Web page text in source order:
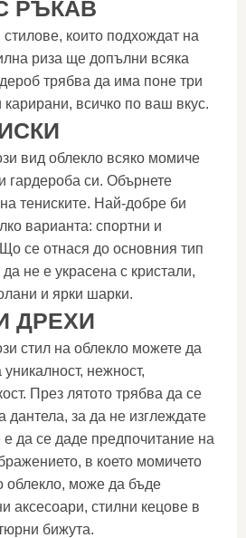
РЪКАВ
които подхождат на
риза ще допълни всяка
трябва да има поне три
карирани, всичко по ваш вкус.
вид облекло всяко момиче
гардероба си. Обърнете
тениските. Най-добре би
варианта: спортни и
се отнася до основния тип
не е украсена с кристали,
и ярки шарки.
ДРЕХИ
стил на облекло можете да
нежност,
През лятото трябва да се
дантела, за да не изглеждате
да се даде предпочитание на
в което момичето
облекло, може да бъде
аксесоари, стилни кецове в
бижута.